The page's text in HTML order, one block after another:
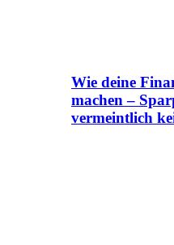
Wie deine
machen –
vermeintlich